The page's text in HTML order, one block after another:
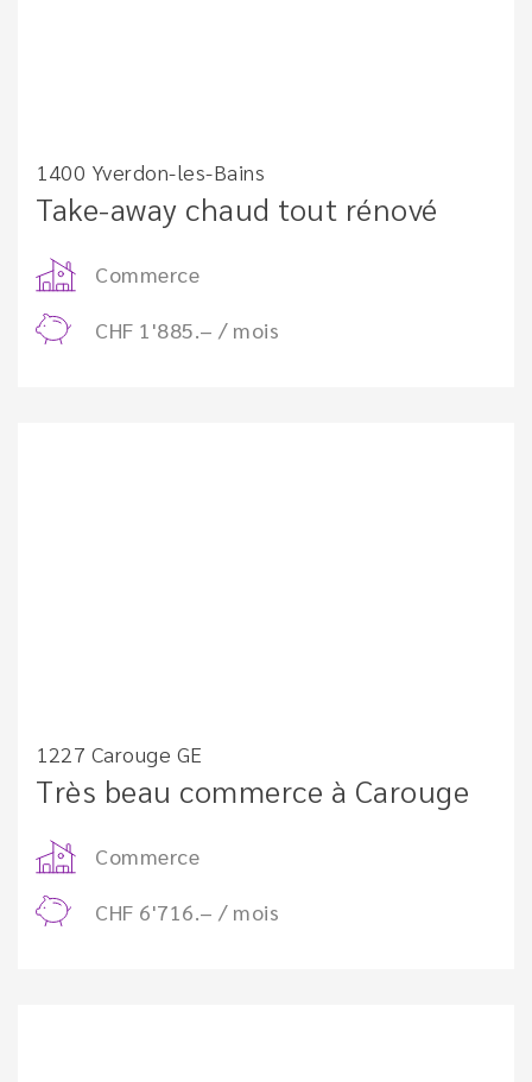
1400 Yverdon-les-Bains
Take-away chaud tout rénové
Commerce
CHF 1'885.– / mois
1227 Carouge GE
Très beau commerce à Carouge
Commerce
CHF 6'716.– / mois